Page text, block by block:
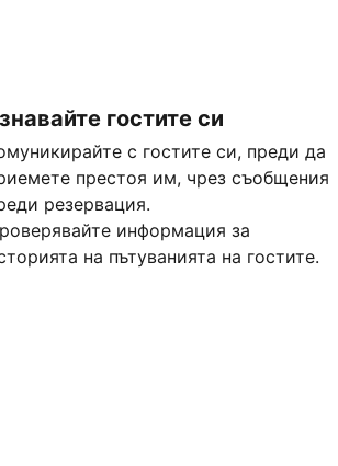
гостите си
с гостите си, преди да
престоя им, чрез съобщения
резервация.
информация за
на пътуванията на гостите.